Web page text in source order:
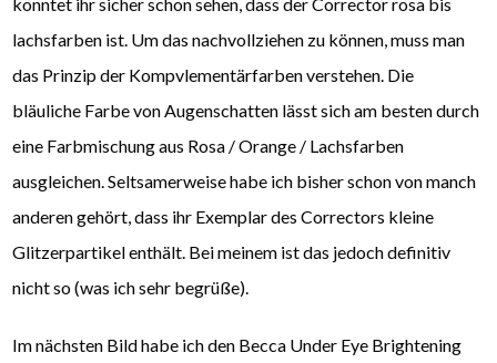
konntet ihr sicher schon sehen, dass der Corrector rosa bis
lachsfarben ist. Um das nachvollziehen zu können, muss man
das Prinzip der Kompvlementärfarben verstehen. Die
bläuliche Farbe von Augenschatten lässt sich am besten durch
eine Farbmischung aus Rosa / Orange / Lachsfarben
ausgleichen. Seltsamerweise habe ich bisher schon von manch
anderen gehört, dass ihr Exemplar des Correctors kleine
Glitzerpartikel enthält. Bei meinem ist das jedoch definitiv
nicht so (was ich sehr begrüße).
Im nächsten Bild habe ich den Becca Under Eye Brightening